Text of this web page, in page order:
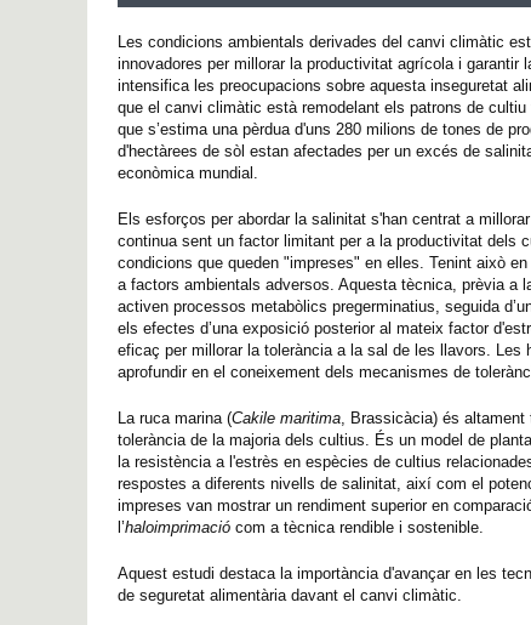
Les condicions ambientals derivades del canvi climàtic
innovadores per millorar la productivitat agrícola i
intensifica les preocupacions sobre aquesta inseguretat
que el canvi climàtic està remodelant els patrons de
que s’estima una pèrdua d'uns 280 milions de tones de
d'hectàrees de sòl estan afectades per un excés de
econòmica mundial.
Els esforços per abordar la salinitat s'han centrat a
continua sent un factor limitant per a la productivitat dels
condicions que queden "impreses" en elles. Tenint això
a factors ambientals adversos. Aquesta tècnica, prèvia a
activen processos metabòlics pregerminatius, seguida
els efectes d’una exposició posterior al mateix factor
eficaç per millorar la tolerància a la sal de les llavors.
aprofundir en el coneixement dels mecanismes de
La ruca marina (Cakile maritima, Brassicàcia) és
tolerància de la majoria dels cultius. És un model de
la resistència a l'estrès en espècies de cultius
respostes a diferents nivells de salinitat, així com el
impreses van mostrar un rendiment superior en
l’haloimprimació com a tècnica rendible i sostenible.
Aquest estudi destaca la importància d'avançar en les
de seguretat alimentària davant el canvi climàtic.